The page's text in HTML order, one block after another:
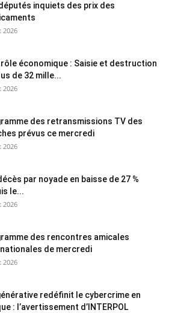
inquiets des prix des
2026
économique : Saisie et destruction
de 32 mille...
2026
des retransmissions TV des
prévus ce mercredi
2026
par noyade en baisse de 27 %
le...
2026
des rencontres amicales
de mercredi
2026
générative redéfinit le cybercrime en
: l’avertissement d’INTERPOL